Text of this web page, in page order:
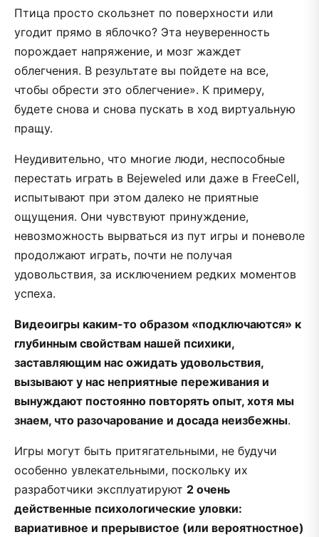
Птица просто скользнет по поверхности или
угодит прямо в яблочко? Эта неуверенность
порождает напряжение, и мозг жаждет
облегчения. В результате вы пойдете на все,
чтобы обрести это облегчение». К примеру,
будете снова и снова пускать в ход виртуальную
пращу.
Неудивительно, что многие люди, неспособные
перестать играть в Bejeweled или даже в FreeCell,
испытывают при этом далеко не приятные
ощущения. Они чувствуют принуждение,
невозможность вырваться из пут игры и поневоле
продолжают играть, почти не получая
удовольствия, за исключением редких моментов
успеха.
Видеоигры каким-то образом «подключаются» к
глубинным свойствам нашей психики,
заставляющим нас ожидать удовольствия,
вызывают у нас неприятные переживания и
вынуждают постоянно повторять опыт, хотя мы
знаем, что разочарование и досада неизбежны.
Игры могут быть притягательными, не будучи
особенно увлекательными, поскольку их
разработчики эксплуатируют 2 очень
действенные психологические уловки:
вариативное и прерывистое (или вероятностное)